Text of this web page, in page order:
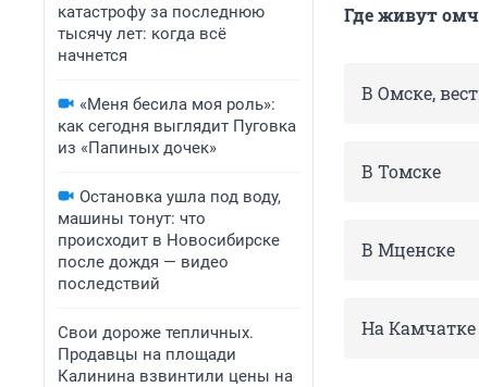
катастрофу за последнюю
тысячу лет: когда всё
начнется
«Меня бесила моя роль»:
как сегодня выглядит Пуговка
из «Папиных дочек»
Остановка ушла под воду,
машины тонут: что
происходит в Новосибирске
после дождя — видео
последствий
Свои дороже тепличных.
Продавцы на площади
Калинина взвинтили цены на
Где живут
В Омске,
В Томске
В Мценске
На Камчатке